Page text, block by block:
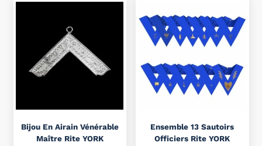
Bijou En Airain Vénérable
Maître Rite YORK
Ensemble 13 Sautoirs
Officiers Rite YORK